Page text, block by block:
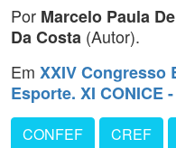
Por Marcelo Paula
Da Costa (Autor).
Em XXIV Congresso
Esporte. XI CONICE
CONFEF CREF